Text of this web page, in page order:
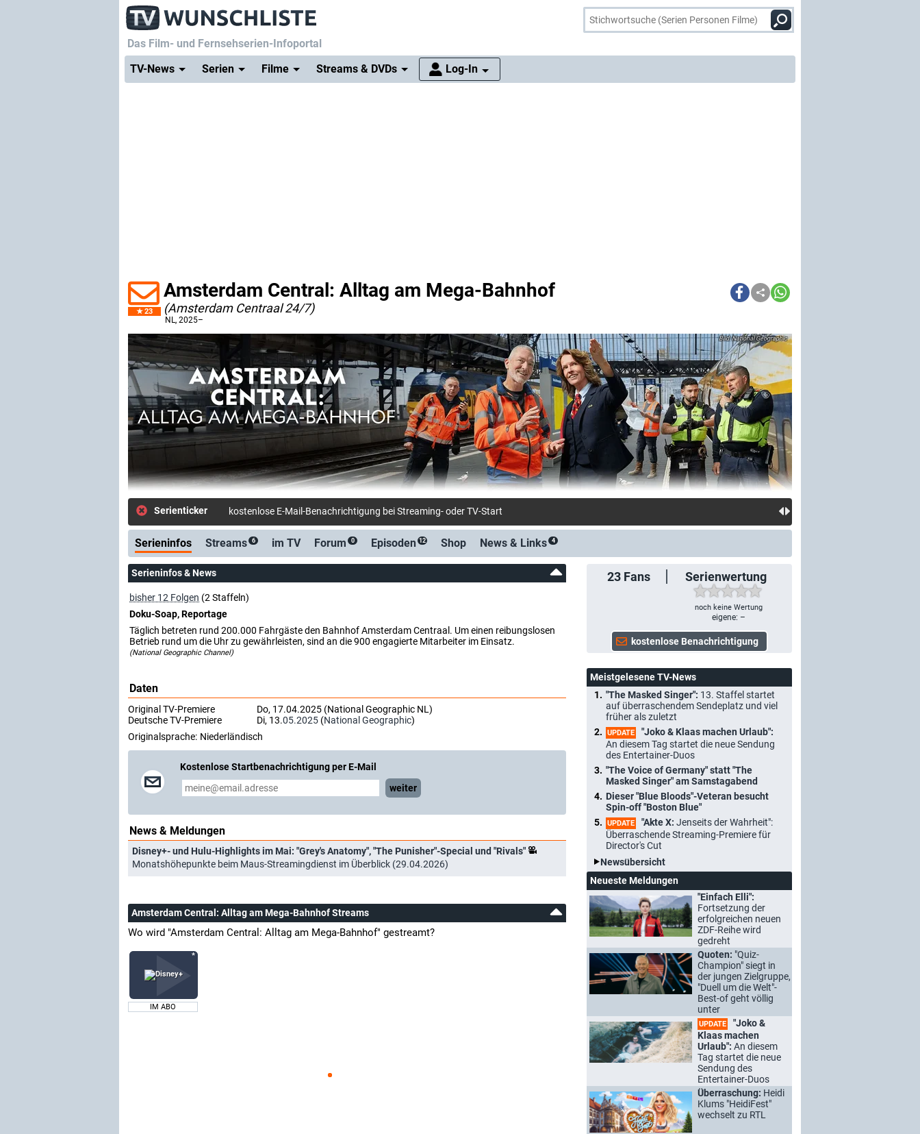
Das Film- und Fernsehserien-Infoportal
TV-News
Serien Filme Streams & DVDs Log-In
23
Amsterdam Central: Alltag am Mega-Bahnhof
(Amsterdam Centraal 24/7)
NL, 2025–
National Geographic
Serienticker 03.07.: Neue Folge: W
Serieninfos Streams 6 im TV Forum 0 Episoden 12 Shop News & Links 4
23 Fans Serienwertung
noch keine Wertung
eigene: –
Serieninfos & News
bisher 12 Folgen (2 Staffeln)
Doku-Soap, Reportage
Täglich betreten rund 200.000 Fahrgäste den Bahnhof Amsterdam Centraal. Um einen reibungslosen
Betrieb rund um die Uhr zu gewährleisten, sind an die 900 engagierte Mitarbeiter im Einsatz.
(National Geographic Channel)
Daten
Original TV-Premiere
Do, 17.04.2025 (National Geographic NL)
Deutsche TV-Premiere
Di, 13.05.2025 (National Geographic)
Originalsprache: Niederländisch
Kostenlose Startbenachrichtigung per E-Mail
weiter
News & Meldungen
Disney+- und Hulu-Highlights im Mai: "Grey's Anatomy", "The Punisher"-Special und "Rivals"
Monatshöhepunkte beim Maus-Streamingdienst im Überblick (29.04.2026)
Amsterdam Central: Alltag am Mega-Bahnhof Streams
Wo wird "Amsterdam Central: Alltag am Mega-Bahnhof" gestreamt?
IM ABO
Meistgelesene TV-News
"The Masked Singer": 13. Staffel startet
auf überraschendem Sendeplatz und viel
früher als zuletzt
UPDATE
"Joko & Klaas machen Urlaub":
An diesem Tag startet die neue Sendung
des Entertainer-Duos
"The Voice of Germany" statt "The
Masked Singer" am Samstagabend
Dieser "Blue Bloods"-Veteran besucht
Spin-off "Boston Blue"
UPDATE "Akte X: Jenseits der Wahrheit":
Überraschende Streaming-Premiere für
Director's Cut
Newsübersicht
Neueste Meldungen
"Einfach Elli":
Fortsetzung der
erfolgreichen neuen
ZDF-Reihe wird
gedreht
Quoten: "Quiz-
Champion" siegt in
der jungen Zielgruppe,
"Duell um die Welt"-
Best-of geht völlig
unter
UPDATE
"Joko &
Klaas machen
Urlaub": An diesem
Tag startet die neue
Sendung des
Entertainer-Duos
Überraschung: Heidi
Klums "HeidiFest"
wechselt zu RTL